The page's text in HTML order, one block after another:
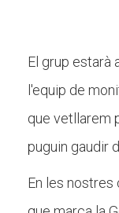
El grup estarà
l'equip de
que vetllarem
puguin gaudir
En les